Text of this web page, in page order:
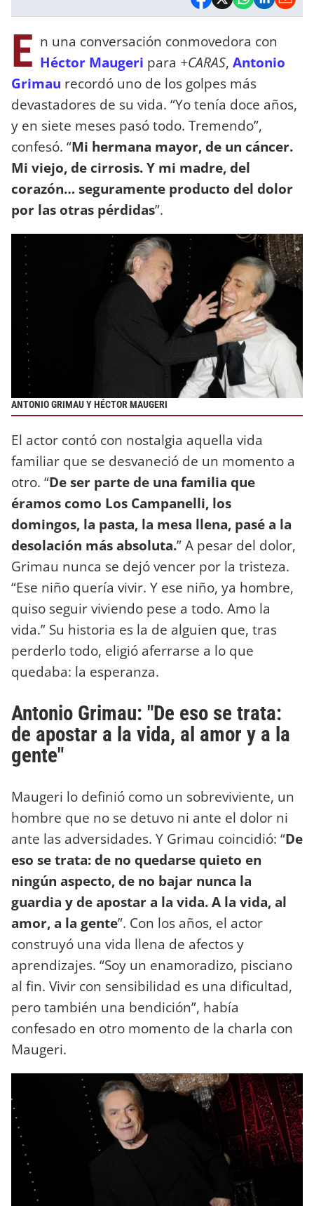
E n una conversación conmovedora con
Héctor Maugeri para +CARAS, Antonio
Grimau recordó uno de los golpes más
devastadores de su vida. “Yo tenía doce años,
y en siete meses pasó todo. Tremendo”,
confesó. “Mi hermana mayor, de un cáncer.
Mi viejo, de cirrosis. Y mi madre, del
corazón… seguramente producto del dolor
por las otras pérdidas”.
ANTONIO GRIMAU Y HÉCTOR MAUGERI
El actor contó con nostalgia aquella vida
familiar que se desvaneció de un momento a
otro. “De ser parte de una familia que
éramos como Los Campanelli, los
domingos, la pasta, la mesa llena, pasé a la
desolación más absoluta.” A pesar del dolor,
Grimau nunca se dejó vencer por la tristeza.
“Ese niño quería vivir. Y ese niño, ya hombre,
quiso seguir viviendo pese a todo. Amo la
vida.” Su historia es la de alguien que, tras
perderlo todo, eligió aferrarse a lo que
quedaba: la esperanza.
Antonio Grimau: "De eso se trata:
de apostar a la vida, al amor y a la
gente"
Maugeri lo definió como un sobreviviente, un
hombre que no se detuvo ni ante el dolor ni
ante las adversidades. Y Grimau coincidió: “De
eso se trata: de no quedarse quieto en
ningún aspecto, de no bajar nunca la
guardia y de apostar a la vida. A la vida, al
amor, a la gente”. Con los años, el actor
construyó una vida llena de afectos y
aprendizajes. “Soy un enamoradizo, pisciano
al fin. Vivir con sensibilidad es una dificultad,
pero también una bendición”, había
confesado en otro momento de la charla con
Maugeri.